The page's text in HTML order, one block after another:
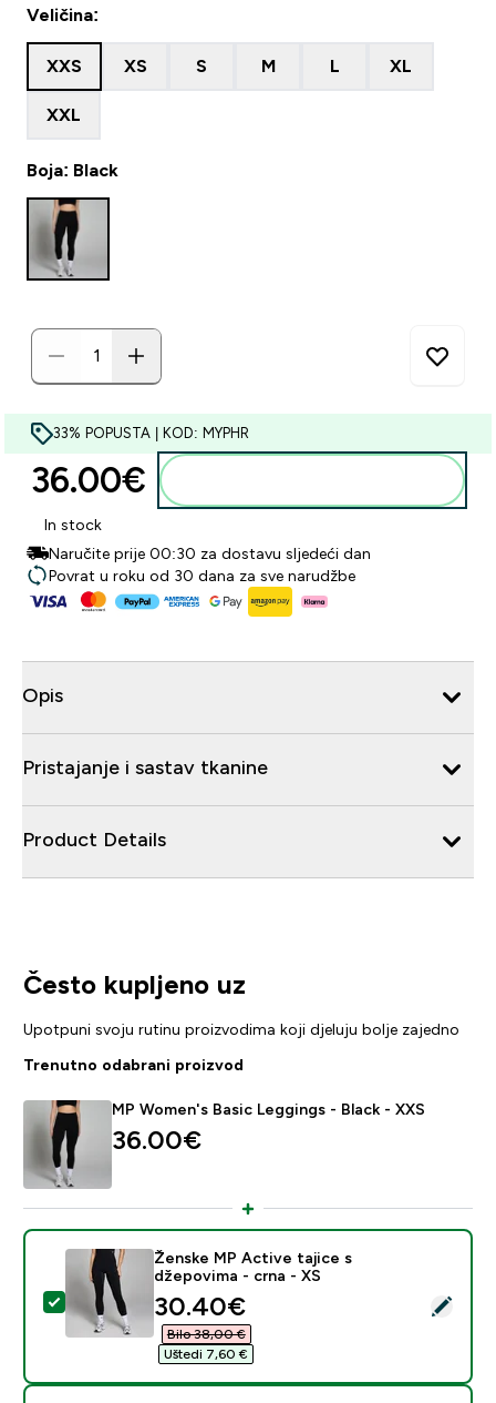
Veličina:
XXS XS S M L XL
XXL
Boja: Black
33% POPUSTA | KOD: MYPHR
36.00€‎
In stock
Naručite prije 00:30 za dostavu sljedeći dan
Povrat u roku od 30 dana za sve narudžbe
Opis
Pristajanje i sastav tkanine
Product Details
Često kupljeno uz
Upotpuni svoju rutinu proizvodima koji djeluju bolje zajedno
Trenutno odabrani proizvod
MP Women's Basic Leggings - Black - XXS
36.00€‎
Odaberi ovaj proizvod - Ženske MP Active tajice s
Ženske MP Active tajice s
džepovima - crna - XS
discounted price
30.40€‎
Bilo 38,00 €‎
Uštedi 7,60 €‎